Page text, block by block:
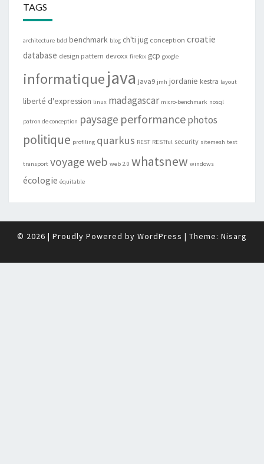
TAGS
architecture bdd benchmark blog ch'ti jug conception croatie
database design pattern devoxx firefox gcp google
informatiquejava java9 jmh jordanie kestra layout
liberté d'expression linux madagascar micro-benchmark nosql
patron de conception paysage performancephotos
politique profiling quarkus REST RESTful security sitemesh test
transport voyageweb web 2.0 whatsnew windows
écologie équitable
© 2026 | Proudly Powered by WordPress | Theme: Nisarg